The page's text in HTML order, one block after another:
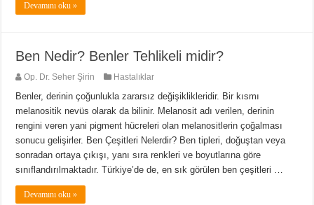
Devamını oku »
Ben Nedir? Benler Tehlikeli midir?
Op. Dr. Seher Şirin Hastalıklar
Benler, derinin çoğunlukla zararsız değişiklikleridir. Bir kısmı
melanositik nevüs olarak da bilinir. Melanosit adı verilen, derinin
rengini veren yani pigment hücreleri olan melanositlerin çoğalması
sonucu gelişirler. Ben Çeşitleri Nelerdir? Ben tipleri, doğuştan veya
sonradan ortaya çıkışı, yanı sıra renkleri ve boyutlarına göre
sınıflandırılmaktadır. Türkiye’de de, en sık görülen ben çeşitleri …
Devamını oku »